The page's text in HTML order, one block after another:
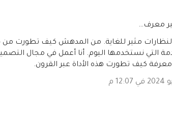
معرف…
النظارات مثير للغاية. من المدهش كيف تطورت
التي نستخدمها اليوم. أنا أعمل في مجال
معرفة كيف تطورت هذه الأداة عبر القرون.